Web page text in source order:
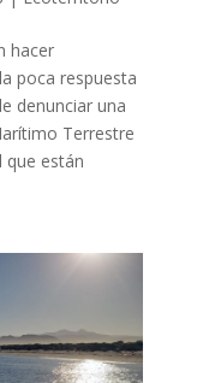
hacer
poca respuesta
denunciar una
Terrestre
que están